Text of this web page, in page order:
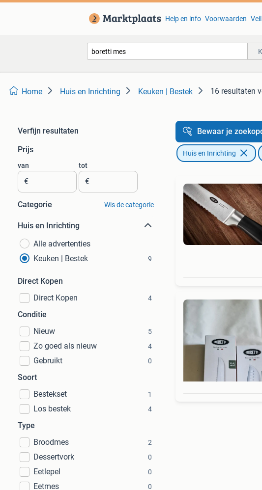
Help en info Voorwaarden
Home Huis en Inrichting Keuken | Bestek 16 resultaten
Verfijn resultaten
Prijs
van
€
tot
€
Categorie Wis de categorie
Huis en Inrichting
Alle advertenties
Keuken | Bestek
9
Direct Kopen
Direct Kopen
4
Conditie
Nieuw
5
Zo goed als nieuw 4
Gebruikt 0
Soort
Bestekset
1
Los bestek 4
Type
Broodmes
2
Dessertvork 0
Eetlepel 0
Eetmes 0
Bewaar je
Huis en Inrichting